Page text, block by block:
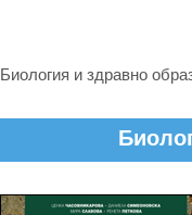
Биология и здравно